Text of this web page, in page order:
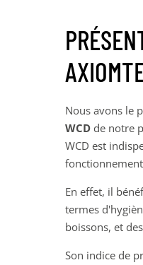
Nous avons le
WCD de notre
WCD est
En effet, il
termes
boissons, et
Son indice de